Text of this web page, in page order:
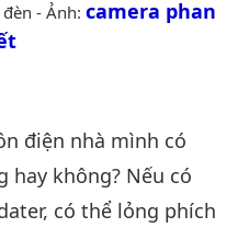
- Ảnh: camera phan
điện nhà mình có
hay không? Nếu có
có thể lỏng phích